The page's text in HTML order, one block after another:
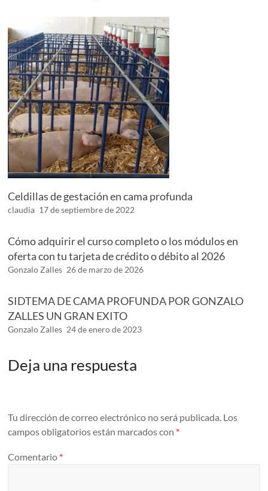
Celdillas de gestación en cama profunda
claudia 17 de septiembre de 2022
Cómo adquirir el curso completo o los módulos en
oferta con tu tarjeta de crédito o débito al 2026
Gonzalo Zalles 26 de marzo de 2026
SIDTEMA DE CAMA PROFUNDA POR GONZALO
ZALLES UN GRAN EXITO
Gonzalo Zalles 24 de enero de 2023
Deja una respuesta
Tu dirección de correo electrónico no será publicada. Los
campos obligatorios están marcados con *
Comentario *